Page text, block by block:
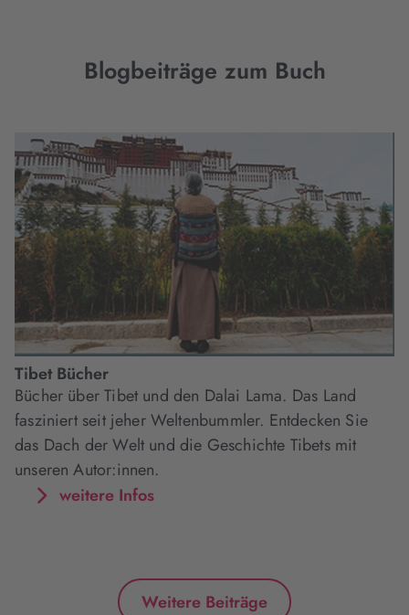
Blogbeiträge zum Buch
Tibet Bücher
Bücher über Tibet und den Dalai Lama. Das Land
fasziniert seit jeher Weltenbummler. Entdecken Sie
das Dach der Welt und die Geschichte Tibets mit
unseren Autor:innen.
weitere Infos
Weitere Beiträge